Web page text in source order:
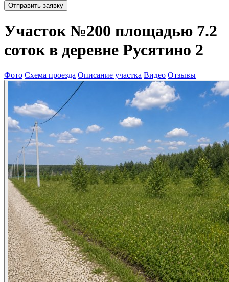
Участок №200 площадью 7.2
соток в деревне Русятино 2
Фото Схема проезда Описание участка Видео Отзывы